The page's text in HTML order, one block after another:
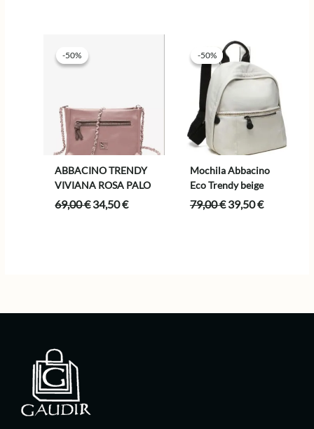
95,00 €.
-50%
-50%
ABBACINO TRENDY
VIVIANA ROSA PALO
69,00€El
34,50€El
-50%
-50%
Mochila Abbacino
Eco Trendy beige
79,00€ El
39,50€El